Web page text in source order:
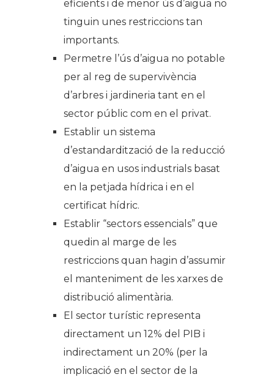
eficients i de menor ús d’aigua no
tinguin unes restriccions tan
importants.
Permetre l’ús d’aigua no potable
per al reg de supervivència
d’arbres i jardineria tant en el
sector públic com en el privat.
Establir un sistema
d’estandardització de la reducció
d’aigua en usos industrials basat
en la petjada hídrica i en el
certificat hídric.
Establir “sectors essencials” que
quedin al marge de les
restriccions quan hagin d’assumir
el manteniment de les xarxes de
distribució alimentària.
El sector turístic representa
directament un 12% del PIB i
indirectament un 20% (per la
implicació en el sector de la